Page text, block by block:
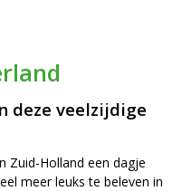
deze veelzijdige
Zuid-Holland een dagje
meer leuks te beleven in